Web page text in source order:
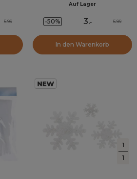
1
1
5.99
Auf Lager
-50% 3.- 5.99
In den Warenkorb